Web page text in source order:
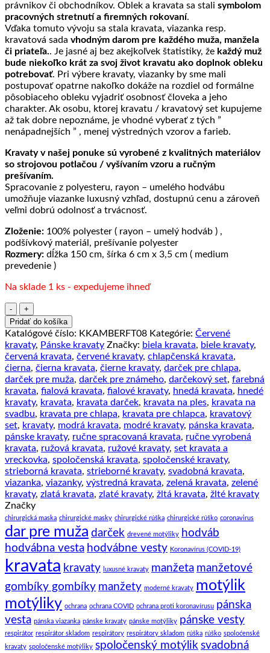
právnikov či obchodníkov. Oblek a kravata sa stali symbolom
pracovných stretnutí a firemných rokovaní.
Vďaka tomuto vývoju sa stala kravata, viazanka resp.
kravatová sada vhodným darom pre každého muža, manžela
či priateľa.. Je jasné aj bez akejkoľvek štatistiky, že každý muž
bude niekoľko krát za svoj život kravatu ako doplnok obleku
potrebovať. Pri výbere kravaty, viazanky by sme mali
postupovať opatrne nakoľko dokáže na rozdiel od formálne
pôsobiaceho obleku vyjadriť osobnosť človeka a jeho
charakter. Ak osobu, ktorej kravatu / kravatový set kupujeme
až tak dobre nepoznáme, je vhodné vyberať z tých ”
nenápadnejších ” , menej výstredných vzorov a farieb.
Kravaty v našej ponuke sú vyrobené z kvalitných materiálov
so strojovou potlačou / vyšívaním vzoru a ručným
prešívaním.
Spracovanie z polyesteru, rayon – umelého hodvábu
umožňuje viazanke luxusný vzhľad, dostupnú cenu a zároveň
veľmi dobrú odolnosť a trvácnosť.
Zloženie: 100% polyester ( rayon – umelý hodváb ) ,
podšívkový materiál, prešívanie polyester
Rozmery: dĺžka 150 cm, šírka 6 cm x 3,5 cm ( medium
prevedenie )
Na sklade 1 ks - expedujeme ihneď
množstvo
Luxusná
pánska
kravata
v
červeno
-
čiernej
farbe
Pridať do košíka
Katalógové číslo: KKAMBERFT08 Kategórie: Červené
kravaty, Pánske kravaty Značky: biela kravata, biele kravaty,
červená kravata, červené kravaty, chlapčenská kravata,
ćierna, čierna kravata, čierne kravaty, darček pre chlapa,
darček pre muža, darček pre známeho, darčekový set, farebná
kravata, fialová kravata, fialové kravaty, hnedá kravata, hnedé
kravaty, kravata, kravata darček, kravata na ples, kravata na
svadbu, kravata pre chlapa, kravata pre chlapca, kravatový
set, kravaty, modrá kravata, modré kravaty, pánska kravata,
pánske kravaty, ručne spracovaná kravata, ručne vyrobená
kravata, ružová kravata, ružové kravaty, set kravata a
vreckovka, spoločenská kravata, spoločenské kravaty,
strieborná kravata, strieborné kravaty, svadobná kravata,
viazanka, viazanky, výstredná kravata, zelená kravata, zelené
kravaty, zlatá kravata, zlaté kravaty, žltá kravata, žlté kravaty
Značky
chirurgická maska chirurgické masky chirurgické rúška chirurgické rúško coronavirus
dar pre muža darček drevené motýliky
hodváb
hodvábna vesta hodvábne vesty Koronavírus (COVID-19)
kravata kravaty luxusné kravaty manžeta manžetové
gombíky gombíky manžety moderné kravaty motýlik
motýliky ochrana ochrana COVID ochrana proti koronavírusu pánska
vesta pánska viazanka pánske kravaty pánske motýliky pánske vesty
respirátor respirátor skladom respirátory respirátory skladom rúška rúško spoloćenské
kravaty spoločenské motýliky spoločenský motýlik svadobná